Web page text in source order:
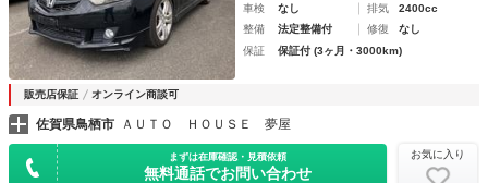
車検
なし 排気
2400cc
整備
法定整備付 修復
なし
保証
保証付 (3ヶ月・3000km)
販売店保証 オンライン商談可
佐賀県鳥栖市 ＡＵＴＯ ＨＯＵＳＥ 夢屋
まずは在庫確認・見積依頼
無料通話でお問い合わせ
お気に入り